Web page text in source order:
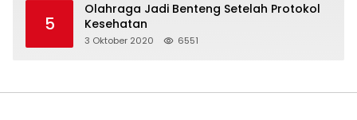
5
Olahraga Jadi Benteng Setelah Protokol
Kesehatan
3 Oktober 2020 6551